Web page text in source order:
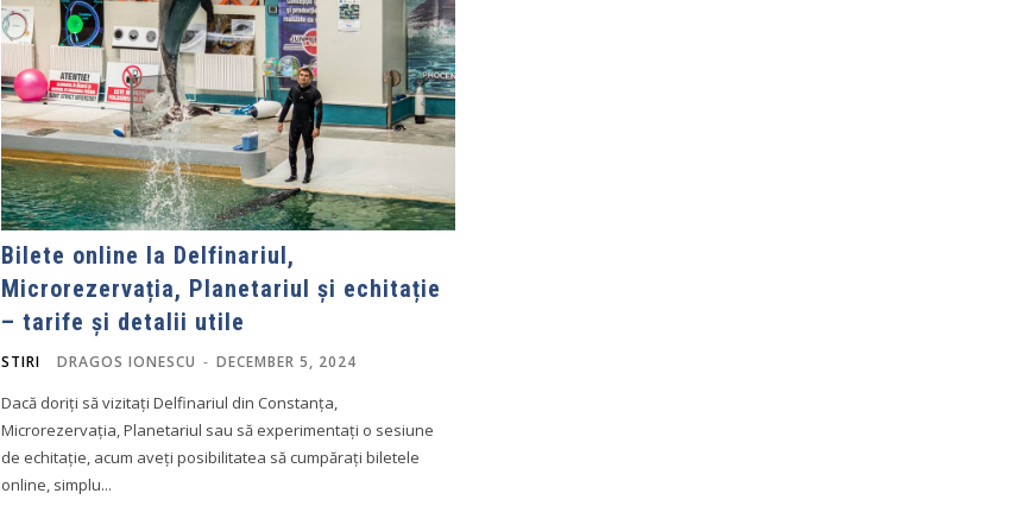
Bilete online la Delfinariul,
Microrezervația, Planetariul și echitație
– tarife și detalii utile
STIRI DRAGOS IONESCU - DECEMBER 5, 2024
Dacă doriți să vizitați Delfinariul din Constanța,
Microrezervația, Planetariul sau să experimentați o sesiune
de echitație, acum aveți posibilitatea să cumpărați biletele
online, simplu...